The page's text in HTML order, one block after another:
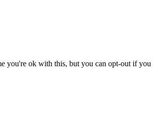
you're ok with this, but you can opt-out if you